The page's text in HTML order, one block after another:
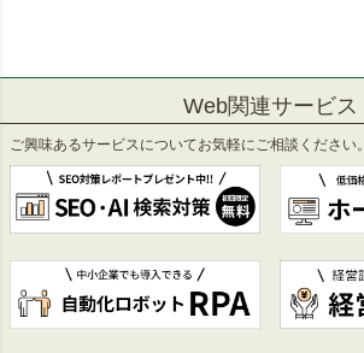
Web関連サービス
ご興味あるサービスについてお気軽にご相談ください。